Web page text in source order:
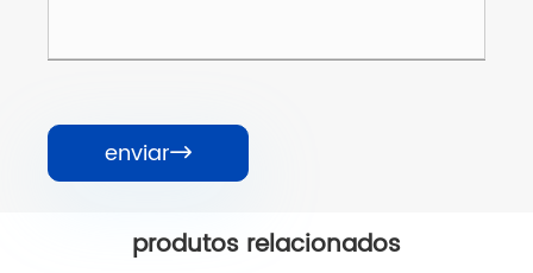
enviar
produtos relacionados